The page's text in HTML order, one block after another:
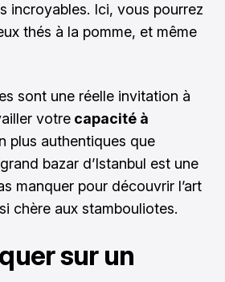
incroyables. Ici, vous pourrez
thés à la pomme, et même
sont une réelle invitation à
votre capacité à
plus authentiques que
bazar d’Istanbul est une
manquer pour découvrir l’art
chère aux stambouliotes.
sur un